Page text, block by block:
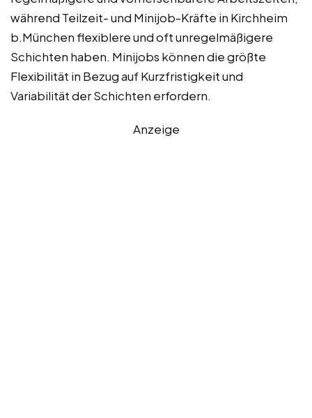
während Teilzeit- und Minijob-Kräfte in Kirchheim
b.München flexiblere und oft unregelmäßigere
Schichten haben. Minijobs können die größte
Flexibilität in Bezug auf Kurzfristigkeit und
Variabilität der Schichten erfordern.
Anzeige